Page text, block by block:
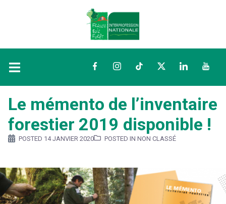
FacebookInstagramTikTokTwitterLinkedIn
Le mémento de l’inventaire
forestier 2019 disponible !
POSTED 14 JANVIER 2020 POSTED IN NON CLASSÉ